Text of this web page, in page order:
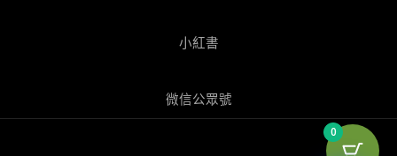
小紅書
微信公眾號
0